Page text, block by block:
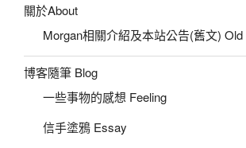
關於About
Morgan相關介紹及本站公告(舊文)
博客隨筆 Blog
一些事物的感想 Feeling
信手塗鴉 Essay